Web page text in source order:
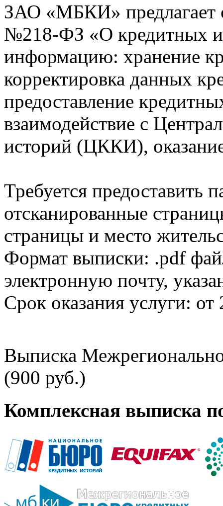
ЗАО «МБКИ» предлагает
№218-ФЗ «О кредитных
информацию: хранение
корректировка данных
предоставление
взаимодействие с
историй (ЦККИ),
Требуется предоставить
отсканированные
страницы и место
Формат выписки: .pdf
электронную почту,
Срок оказания услуги: от
Выписка
(900 руб.)
Комплексная выписка